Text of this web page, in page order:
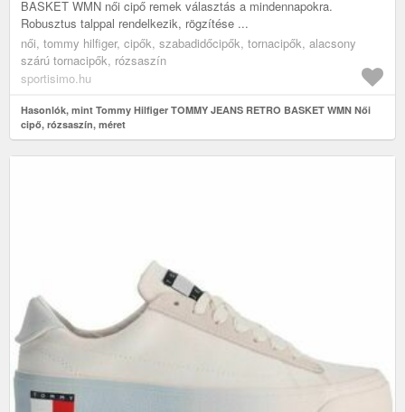
BASKET WMN női cipő remek választás a mindennapokra.
Robusztus talppal rendelkezik, rögzítése ...
női, tommy hilfiger, cipők, szabadidőcipők, tornacipők, alacsony
szárú tornacipők, rózsaszín
sportisimo.hu
Hasonlók, mint Tommy Hilfiger TOMMY JEANS RETRO BASKET WMN Női
cipő, rózsaszín, méret